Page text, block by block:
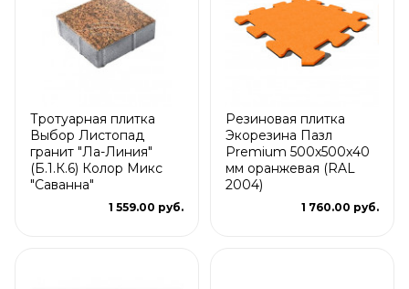
Тротуарная плитка
Выбор Листопад
гранит "Ла-Линия"
(Б.1.К.6) Колор Микс
"Саванна"
1 559.00 руб.
Резиновая плитка
Экорезина Пазл
Premium 500x500x40
мм оранжевая (RAL
2004)
1 760.00 руб.